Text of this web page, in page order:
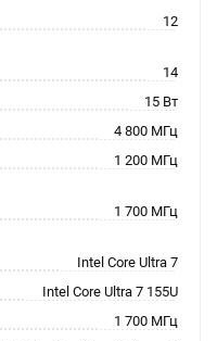
12
14
15 Вт
4 800 МГц
1 200 МГц
1 700 МГц
Intel Core Ultra 7
Intel Core Ultra 7 155U
1 700 МГц